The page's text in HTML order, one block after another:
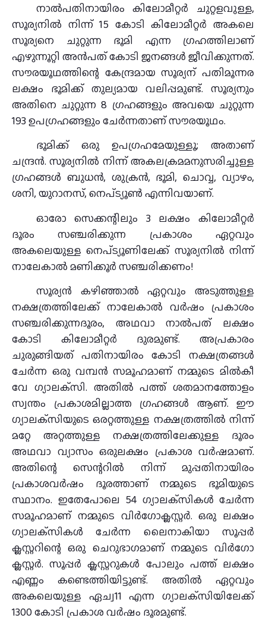
നാല്‍പതിനായിരം കിലോമീറ്റര്‍ ചുറ്റളവുള്ള,
സൂര്യനില്‍ നിന്ന് 15 കോടി കിലോമീറ്റര്‍ അകലെ
സൂര്യനെ ചുറ്റുന്ന ഭൂമി എന്ന ഗ്രഹത്തിലാണ്
എഴുന്നൂറ്റി അന്‍പത് കോടി ജനങ്ങള്‍ ജീവിക്കുന്നത്.
സൗരയൂഥത്തിന്റെ കേന്ദ്രമായ സൂര്യന് പതിമൂന്നര
ലക്ഷം ഭൂമിക്ക് തുല്യമായ വലിപ്പമുണ്ട്. സൂര്യനും
അതിനെ ചുറ്റുന്ന 8 ഗ്രഹങ്ങളും അവയെ ചുറ്റുന്ന
193 ഉപഗ്രഹങ്ങളും ചേര്‍ന്നതാണ് സൗരയൂഥം.
ഭൂമിക്ക് ഒരു ഉപഗ്രഹമേയുള്ളൂ; അതാണ്
ചന്ദ്രന്‍. സൂര്യനില്‍ നിന്ന് അകലക്രമമനുസരിച്ചുള്ള
ഗ്രഹങ്ങള്‍ ബുധന്‍, ശുക്രന്‍, ഭൂമി, ചൊവ്വ, വ്യാഴം,
ശനി, യുറാനസ്, നെപ്ട്യൂണ്‍ എന്നിവയാണ്.
ഓരോ സെക്കന്റിലും 3 ലക്ഷം കിലോമീറ്റര്‍
ദൂരം സഞ്ചരിക്കുന്ന പ്രകാശം ഏറ്റവും
അകലെയുള്ള നെപ്ട്യൂണിലേക്ക് സൂര്യനില്‍ നിന്ന്
നാലേകാല്‍ മണിക്കൂര്‍ സഞ്ചരിക്കണം!
സൂര്യന്‍ കഴിഞ്ഞാല്‍ ഏറ്റവും അടുത്തുള്ള
നക്ഷത്രത്തിലേക്ക് നാലേകാല്‍ വര്‍ഷം പ്രകാശം
സഞ്ചരിക്കുന്നദൂരം, അഥവാ നാല്‍പത് ലക്ഷം
കോടി കിലോമീറ്റര്‍ ദുരമുണ്ട്. അപ്രകാരം
ചുരുങ്ങിയത് പതിനായിരം കോടി നക്ഷത്രങ്ങള്‍
ചേര്‍ന്ന ഒരു വമ്പന്‍ സമൂഹമാണ് നമ്മുടെ മില്‍കീ
വേ ഗ്യാലക്‌സി. അതില്‍ പത്ത് ശതമാനത്തോളം
സ്വന്തം പ്രകാശമില്ലാത്ത ഗ്രഹങ്ങള്‍ ആണ്. ഈ
ഗ്യാലക്‌സിയുടെ ഒരറ്റത്തുള്ള നക്ഷത്രത്തില്‍ നിന്ന്
മറ്റേ അറ്റത്തുള്ള നക്ഷത്രത്തിലേക്കുള്ള ദൂരം
അഥവാ വ്യാസം ഒരുലക്ഷം പ്രകാശ വര്‍ഷമാണ്.
അതിന്റെ സെന്ററില്‍ നിന്ന് മുപ്പതിനായിരം
പ്രകാശവര്‍ഷം ദൂരത്താണ് നമ്മുടെ ഭൂമിയുടെ
സ്ഥാനം. ഇതേപോലെ 54 ഗ്യാലക്‌സികള്‍ ചേര്‍ന്ന
സമൂഹമാണ് നമ്മുടെ വിര്‍ഗോക്ലസ്റ്റര്‍. ഒരു ലക്ഷം
ഗ്യാലക്‌സികള്‍ ചേര്‍ന്ന ലൈനാകിയാ സൂപ്പര്‍
ക്ലസ്റ്ററിന്റെ ഒരു ചെറുഭാഗമാണ് നമ്മുടെ വിര്‍ഗോ
ക്ലസ്റ്റര്‍. സൂപ്പര്‍ ക്ലസ്റ്ററുകള്‍ പോലും പത്ത് ലക്ഷം
എണ്ണം കണ്ടെത്തിയിട്ടുണ്ട്. അതില്‍ ഏറ്റവും
അകലെയുള്ള ഏച്വ11 എന്ന ഗ്യാലക്‌സിയിലേക്ക്
1300 കോടി പ്രകാശ വര്‍ഷം ദൂരമുണ്ട്.